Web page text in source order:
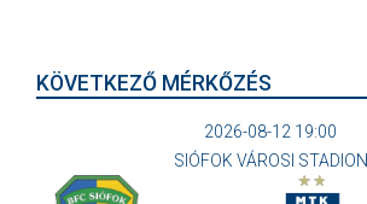
KÖVETKEZŐ MÉRKŐZÉS
2026-08-12 19:00
SIÓFOK VÁROSI STADION